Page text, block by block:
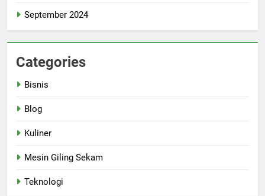
September 2024
Categories
Bisnis
Blog
Kuliner
Mesin Giling Sekam
Teknologi